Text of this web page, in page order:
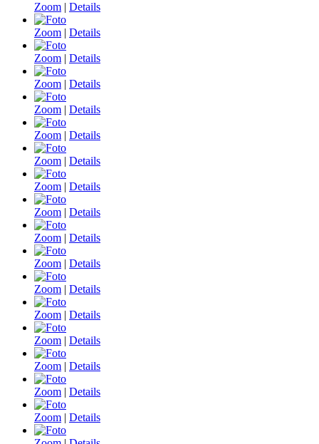
Zoom | Details
Zoom | Details
Zoom | Details
Zoom | Details
Zoom | Details
Zoom | Details
Zoom | Details
Zoom | Details
Zoom | Details
Zoom | Details
Zoom | Details
Zoom | Details
Zoom | Details
Zoom | Details
Zoom | Details
Zoom | Details
Zoom | Details